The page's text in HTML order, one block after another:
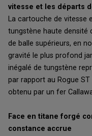
vitesse et les départs
La cartouche de vitesse
tungstène haute densité
de balle supérieurs, en
gravité le plus profond
inégalé de tungstène
par rapport au Rogue
obtenu par un fer
Face en titane forgé
constance accrue